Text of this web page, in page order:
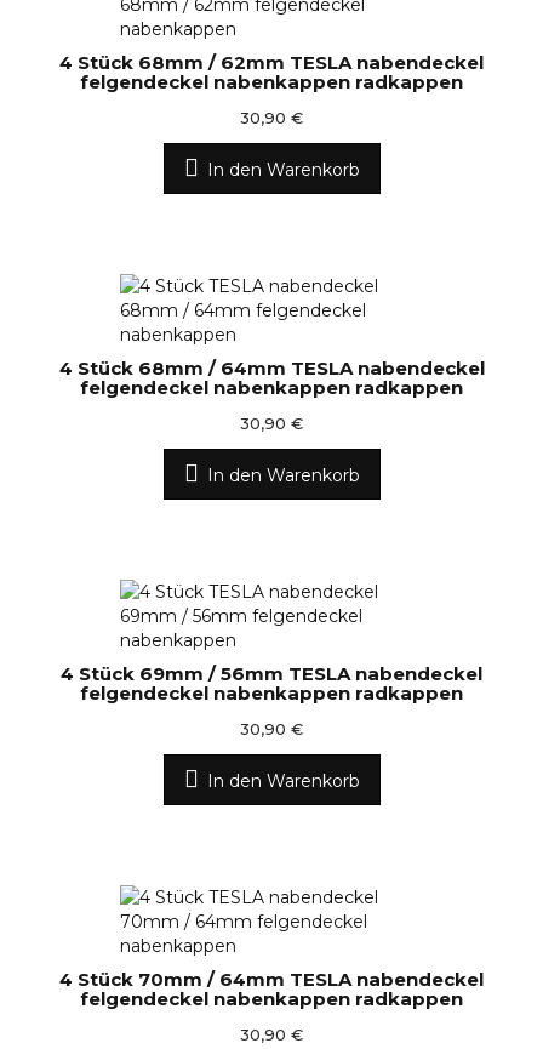
4 Stück 68mm / 62mm TESLA nabendeckel
felgendeckel nabenkappen radkappen
30,90 €
In den Warenkorb
4 Stück 68mm / 64mm TESLA nabendeckel
felgendeckel nabenkappen radkappen
30,90 €
In den Warenkorb
4 Stück 69mm / 56mm TESLA nabendeckel
felgendeckel nabenkappen radkappen
30,90 €
In den Warenkorb
4 Stück 70mm / 64mm TESLA nabendeckel
felgendeckel nabenkappen radkappen
30,90 €